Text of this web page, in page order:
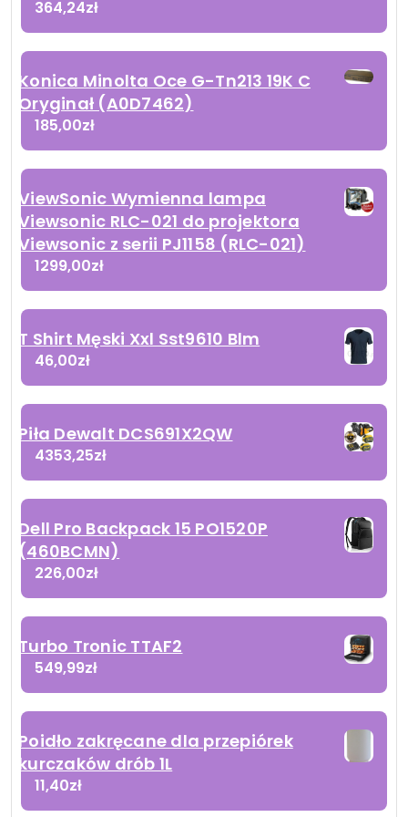
364,24zł
Konica Minolta Oce G-Tn213 19K C
Oryginał (A0D7462)
185,00zł
ViewSonic Wymienna lampa
Viewsonic RLC-021 do projektora
Viewsonic z serii PJ1158 (RLC-021)
1299,00zł
T Shirt Męski Xxl Sst9610 Blm
46,00zł
Piła Dewalt DCS691X2QW
4353,25zł
Dell Pro Backpack 15 PO1520P
(460BCMN)
226,00zł
Turbo Tronic TTAF2
549,99zł
Poidło zakręcane dla przepiórek
kurczaków drób 1L
11,40zł